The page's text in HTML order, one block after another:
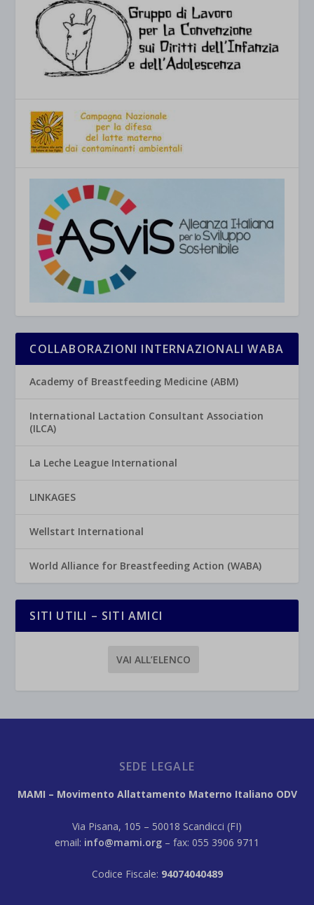
COLLABORAZIONI INTERNAZIONALI WABA
Academy of Breastfeeding Medicine (ABM)
International Lactation Consultant Association
(ILCA)
La Leche League International
LINKAGES
Wellstart International
World Alliance for Breastfeeding Action (WABA)
SITI UTILI – SITI AMICI
VAI ALL’ELENCO
SEDE LEGALE
MAMI – Movimento Allattamento Materno Italiano ODV
Via Pisana, 105 – 50018 Scandicci (FI)
email: info@mami.org – fax: 055 3906 9711
Codice Fiscale: 94074040489